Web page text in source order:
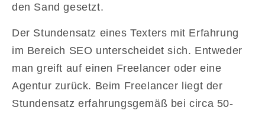
den Sand gesetzt.
Der Stundensatz eines Texters mit Erfahrung
im Bereich SEO unterscheidet sich. Entweder
man greift auf einen Freelancer oder eine
Agentur zurück. Beim Freelancer liegt der
Stundensatz erfahrungsgemäß bei circa 50-